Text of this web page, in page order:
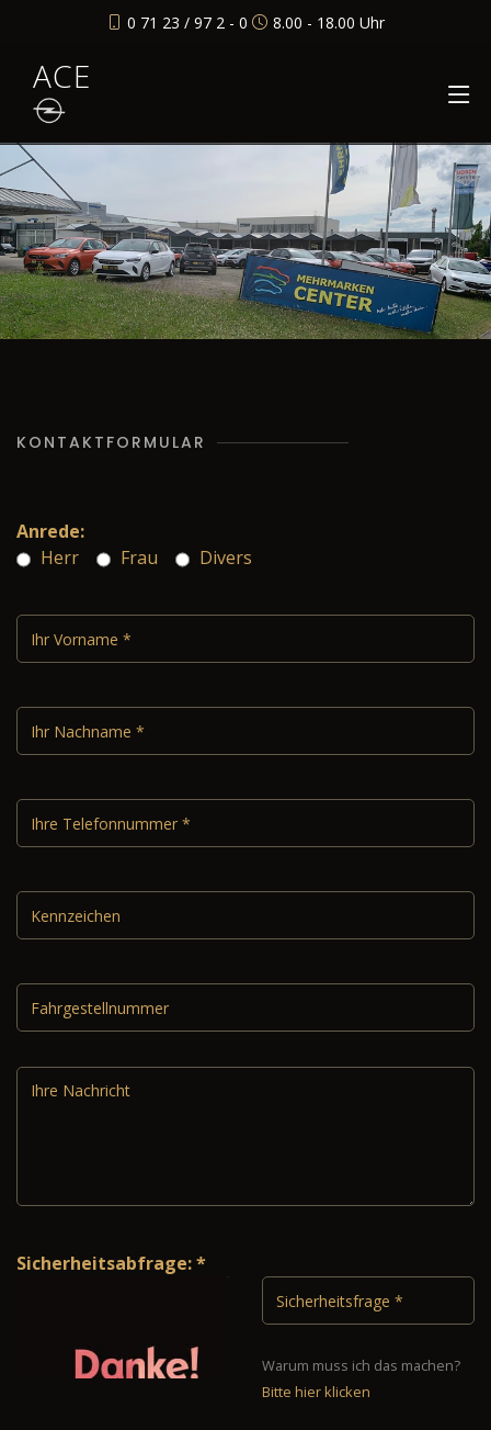
0 71 23 / 97 2 - 0 8.00 - 18.00 Uhr
ACE
KONTAKTFORMULAR
Anrede:
Herr
Frau Divers
Sicherheitsabfrage: *
Warum muss ich das machen?
Bitte hier klicken